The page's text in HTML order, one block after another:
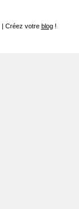
| Créez votre blog!